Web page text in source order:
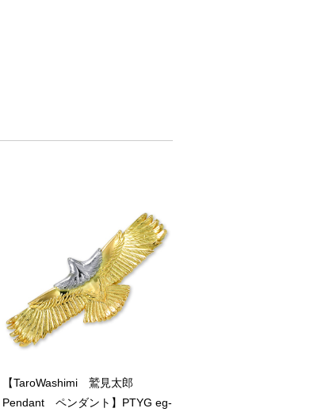
【TaroWashimi 鷲見太郎
Pendant ペンダント】PTYG eg-